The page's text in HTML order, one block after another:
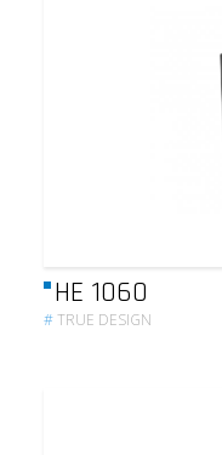
HE 1060
#TRUE DESIGN